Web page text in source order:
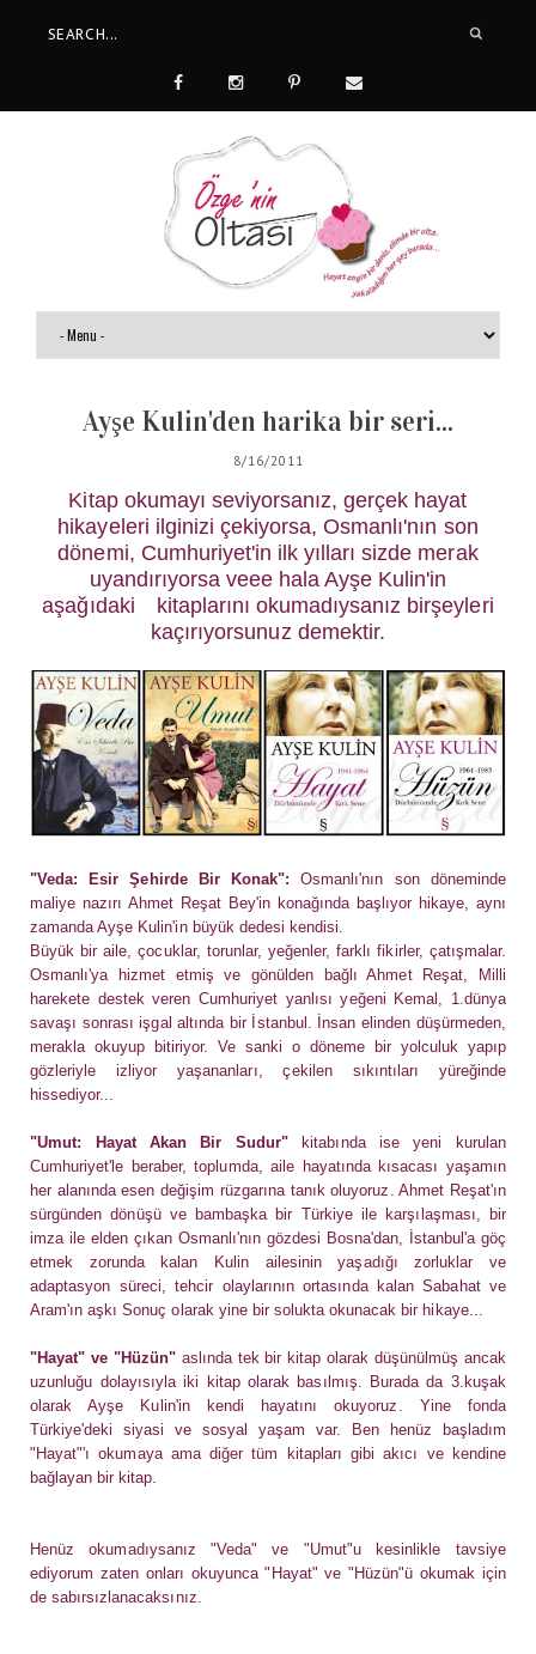
Ayşe Kulin'den harika bir seri...
8/16/2011
Kitap okumayı seviyorsanız, gerçek hayat
hikayeleri ilginizi çekiyorsa, Osmanlı'nın son
dönemi, Cumhuriyet'in ilk yılları sizde merak
uyandırıyorsa veee hala Ayşe Kulin'in
aşağıdaki
kitaplarını okumadıysanız birşeyleri
kaçırıyorsunuz demektir.
"Veda: Esir Şehirde Bir Konak":Osmanlı'nın son döneminde
maliye nazırı Ahmet Reşat Bey'in konağında başlıyor hikaye, aynı
zamanda Ayşe Kulin'in büyük dedesi kendisi.
Büyük bir aile, çocuklar, torunlar, yeğenler, farklı fikirler, çatışmalar.
Osmanlı'ya hizmet etmiş ve gönülden bağlı Ahmet Reşat, Milli
harekete destek veren Cumhuriyet yanlısı yeğeni Kemal, 1.dünya
savaşı sonrası işgal altında bir İstanbul. İnsan elinden düşürmeden,
merakla okuyup bitiriyor. Ve sanki o döneme bir yolculuk yapıp
gözleriyle izliyor yaşananları, çekilen sıkıntıları yüreğinde
hissediyor...
"Umut: Hayat Akan Bir Sudur" kitabında ise yeni kurulan
Cumhuriyet'le beraber, toplumda, aile hayatında kısacası yaşamın
her alanında esen değişim rüzgarına tanık oluyoruz. Ahmet Reşat'ın
sürgünden dönüşü ve bambaşka bir Türkiye ile karşılaşması, bir
imza ile elden çıkan Osmanlı'nın gözdesi Bosna'dan, İstanbul'a göç
etmek zorunda kalan Kulin ailesinin yaşadığı zorluklar ve
adaptasyon süreci, tehcir olaylarının ortasında kalan Sabahat ve
Aram'ın aşkı Sonuç olarak yine bir solukta okunacak bir hikaye...
"Hayat" ve "Hüzün" aslında tek bir kitap olarak düşünülmüş ancak
uzunluğu dolayısıyla iki kitap olarak basılmış. Burada da 3.kuşak
olarak Ayşe Kulin'in kendi hayatını okuyoruz. Yine fonda
Türkiye'deki siyasi ve sosyal yaşam var. Ben henüz başladım
"Hayat"'ı okumaya ama diğer tüm kitapları gibi akıcı ve kendine
bağlayan bir kitap.
Henüz okumadıysanız "Veda" ve "Umut"u kesinlikle tavsiye
ediyorum zaten onları okuyunca "Hayat" ve "Hüzün"ü okumak için
de sabırsızlanacaksınız.